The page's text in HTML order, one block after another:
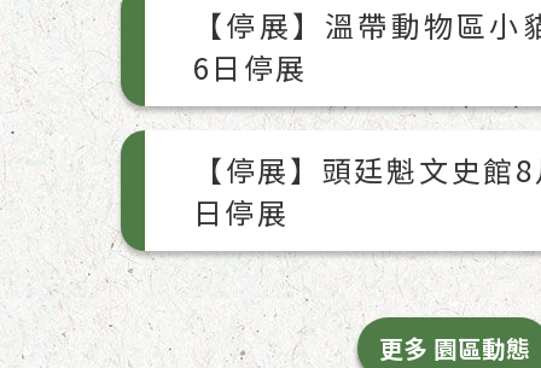
【停展】溫帶動物區
6日停展
【停展】頭廷魁文史館
日停展
更多 園區動態